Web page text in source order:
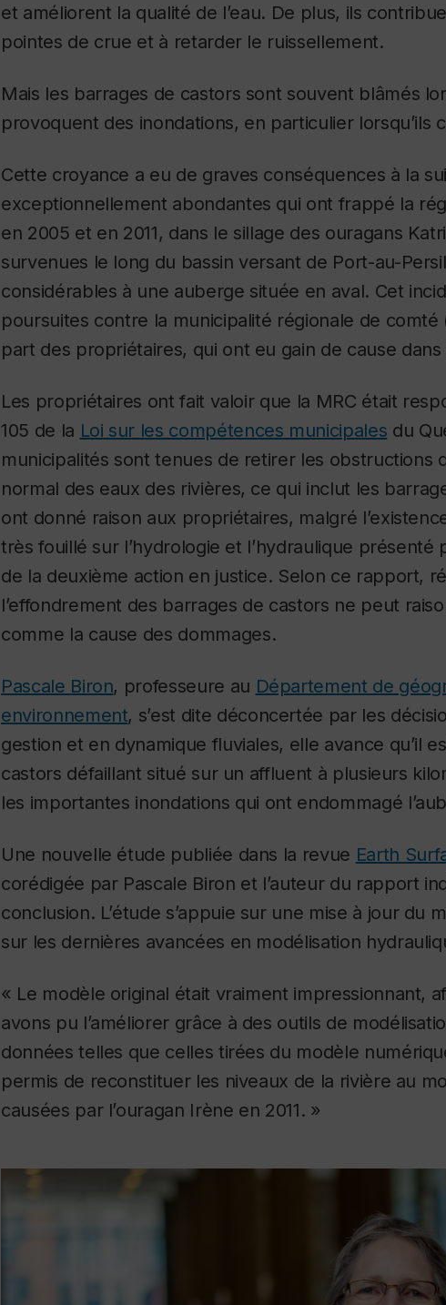
et améliorent la qualité de l’eau. De plus, ils
pointes de crue et à retarder le ruissellement.
Mais les barrages de castors sont souvent blâmés
provoquent des inondations, en particulier lorsqu’ils
Cette croyance a eu de graves conséquences à la
exceptionnellement abondantes qui ont frappé la
en 2005 et en 2011, dans le sillage des ouragans
survenues le long du bassin versant de Port-au-
considérables à une auberge située en aval. Cet
poursuites contre la municipalité régionale de comté
part des propriétaires, qui ont eu gain de cause
Les propriétaires ont fait valoir que la MRC était
105 de la Loi sur les compétences municipales du
municipalités sont tenues de retirer les obstructions
normal des eaux des rivières, ce qui inclut les
ont donné raison aux propriétaires, malgré
très fouillé sur l’hydrologie et l’hydraulique présenté
de la deuxième action en justice. Selon ce rapport,
l’effondrement des barrages de castors ne peut
comme la cause des dommages.
Pascale Biron, professeure au Département de
environnement, s’est dite déconcertée par les
gestion et en dynamique fluviales, elle avance qu’il
castors défaillant situé sur un affluent à plusieurs
les importantes inondations qui ont endommagé
Une nouvelle étude publiée dans la revue Earth
corédigée par Pascale Biron et l’auteur du rapport
conclusion. L’étude s’appuie sur une mise à jour du
sur les dernières avancées en modélisation
« Le modèle original était vraiment impressionnant,
avons pu l’améliorer grâce à des outils de
données telles que celles tirées du modèle
permis de reconstituer les niveaux de la rivière au
causées par l’ouragan Irène en 2011. »